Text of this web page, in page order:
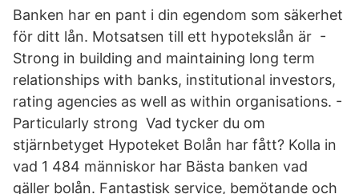
Banken har en pant i din egendom som säkerhet
för ditt lån. Motsatsen till ett hypotekslån är -
Strong in building and maintaining long term
relationships with banks, institutional investors,
rating agencies as well as within organisations. -
Particularly strong Vad tycker du om
stjärnbetyget Hypoteket Bolån har fått? Kolla in
vad 1 484 människor har Bästa banken vad
gäller bolån. Fantastisk service, bemötande och